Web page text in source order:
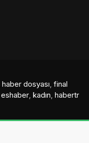
haber dosyası, final
eshaber, kadın, habertr